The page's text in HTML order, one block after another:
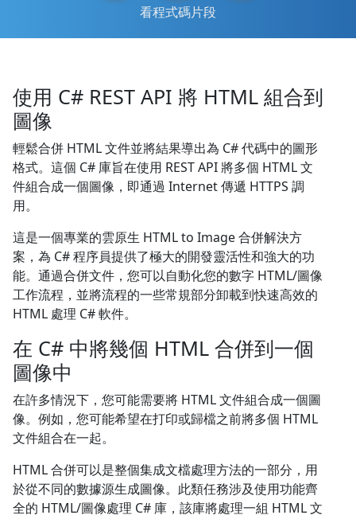
看程式碼片段
使用 C# REST API 將 HTML 組合到
圖像
輕鬆合併 HTML 文件並將結果導出為 C# 代碼中的圖形
格式。這個 C# 庫旨在使用 REST API 將多個 HTML 文
件組合成一個圖像，即通過 Internet 傳遞 HTTPS 調
用。
這是一個專業的雲原生 HTML to Image 合併解決方
案，為 C# 程序員提供了極大的開發靈活性和強大的功
能。通過合併文件，您可以自動化您的數字 HTML/圖像
工作流程，並將流程的一些常規部分卸載到快速高效的
HTML 處理 C# 軟件。
在 C# 中將幾個 HTML 合併到一個
圖像中
在許多情況下，您可能需要將 HTML 文件組合成一個圖
像。例如，您可能希望在打印或歸檔之前將多個 HTML
文件組合在一起。
HTML 合併可以是整個集成文檔處理方法的一部分，用
於從不同的數據源生成圖像。此類任務涉及使用功能齊
全的 HTML/圖像處理 C# 庫，該庫將處理一組 HTML 文